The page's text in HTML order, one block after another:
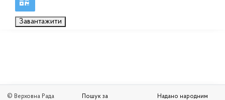
Завантажити
© Верховна Рада
Пошук за
Надано народним